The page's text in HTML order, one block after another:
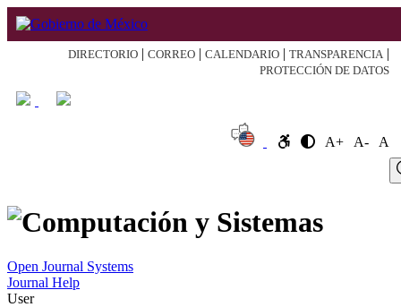
DIRECTORIO | CORREO | CALENDARIO | TRANSPARENCIA |
PROTECCIÓN DE DATOS
A+ A-
A
Open Journal Systems
Journal Help
User